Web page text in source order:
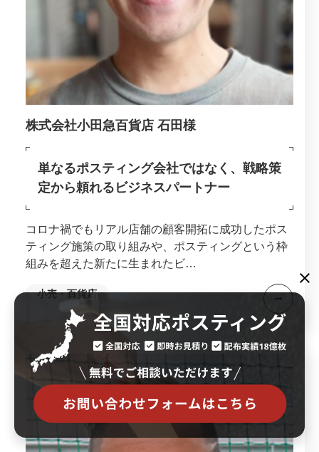
株式会社小田急百貨店 石田様
単なるポスティング会社ではなく、 戦略策
定から頼れるビジネスパートナー
コロナ禍でもリアル店舗の顧客開拓に成功したポス
ティング施策の取り組みや、ポスティングという枠
組みを超えた新たに生まれたビ…
小売・百貨店